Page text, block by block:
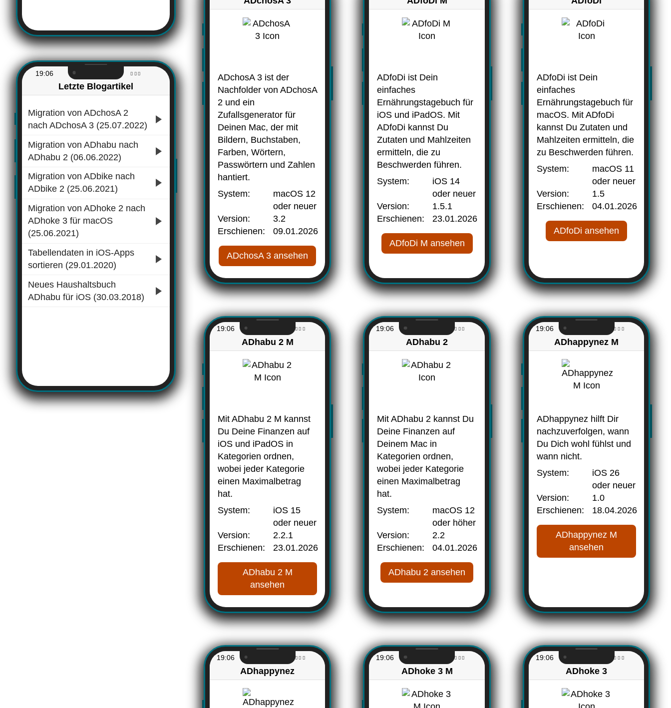
19:06
Letzte Blogartikel
Migration von ADchosA 2
nach ADchosA 3 (25.07.2022)
Migration von ADhabu nach
ADhabu 2 (06.06.2022)
Migration von ADbike nach
ADbike 2 (25.06.2021)
Migration von ADhoke 2 nach
ADhoke 3 für macOS
(25.06.2021)
Tabellendaten in iOS-Apps
sortieren (29.01.2020)
Neues Haushaltsbuch
ADhabu für iOS (30.03.2018)
ADchosA 3 ist der
Nachfolder von ADchosA
2 und ein
Zufallsgenerator für
Deinen Mac, der mit
Bildern, Buchstaben,
Farben, Wörtern,
Passwörtern und Zahlen
hantiert.
System:
macOS 12
oder neuer
Version:
3.2
Erschienen:
09.01.2026
ADchosA 3 ansehen
ADfoDi ist Dein
einfaches
Ernährungstagebuch für
iOS und iPadOS. Mit
ADfoDi kannst Du
Zutaten und Mahlzeiten
ermitteln, die zu
Beschwerden führen.
System:
iOS 14
oder neuer
Version:
1.5.1
Erschienen:
23.01.2026
ADfoDi M ansehen
ADfoDi ist Dein
einfaches
Ernährungstagebuch für
macOS. Mit ADfoDi
kannst Du Zutaten und
Mahlzeiten ermitteln, die
zu Beschwerden führen.
System:
macOS 11
oder neuer
Version:
1.5
Erschienen:
04.01.2026
ADfoDi ansehen
19:06
ADhabu 2 M
Mit ADhabu 2 M kannst
Du Deine Finanzen auf
iOS und iPadOS in
Kategorien ordnen,
wobei jeder Kategorie
einen Maximalbetrag
hat.
System:
iOS 15
oder neuer
Version:
2.2.1
Erschienen:
23.01.2026
ADhabu 2 M
ansehen
19:06
ADhabu 2
Mit ADhabu 2 kannst Du
Deine Finanzen auf
Deinem Mac in
Kategorien ordnen,
wobei jeder Kategorie
einen Maximalbetrag
hat.
System:
macOS 12
oder höher
Version:
2.2
Erschienen:
04.01.2026
ADhabu 2 ansehen
19:06
ADhappynez M
ADhappynez hilft Dir
nachzuverfolgen, wann
Du Dich wohl fühlst und
wann nicht.
System:
iOS 26
oder neuer
Version:
1.0
Erschienen:
18.04.2026
ADhappynez M
ansehen
19:06
ADhappynez
19:06
ADhoke 3 M
19:06
ADhoke 3